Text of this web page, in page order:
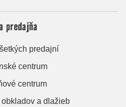
predajňa
predajní
centrum
centrum
obkladov a dlažieb